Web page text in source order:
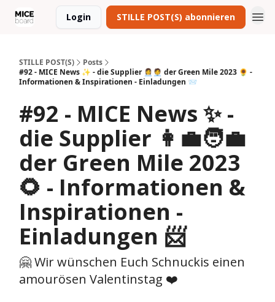
Login STILLE POST(S) abonnieren
STILLE POST(S)
Posts
#92 - MICE News ✨ - die Supplier 👩‍💼🧑‍💼 der Green Mile 2023 🌻 -
Informationen & Inspirationen - Einladungen 📨
#92 - MICE News ✨ -
die Supplier 👩‍💼🧑‍💼
der Green Mile 2023
🌻 - Informationen &
Inspirationen -
Einladungen 📨
🤗 Wir wünschen Euch Schnuckis einen
amourösen Valentinstag ❤️